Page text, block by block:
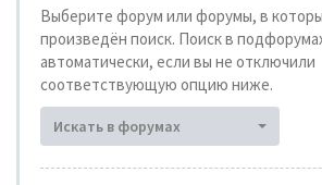
Выберите форум или форумы, в
произведён поиск. Поиск в
автоматически, если вы не отключили
соответствующую опцию ниже.
Искать в форумах